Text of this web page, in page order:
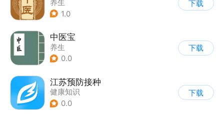
养生
1.0
下载
中医宝
养生
0.0
下载
江苏预防接种
健康知识
0.0
下载